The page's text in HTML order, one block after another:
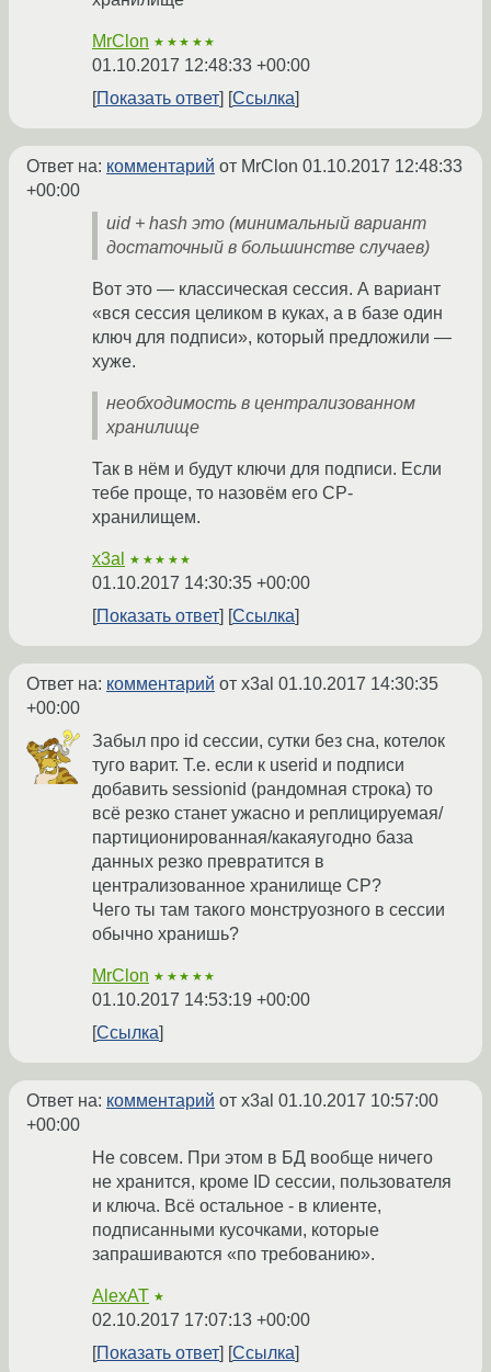
MrClon ★★★★★
01.10.2017 12:48:33 +00:00
Показать ответ
Ссылка
Ответ на: комментарий от MrClon 01.10.2017 12:48:33
+00:00
uid + hash это (минимальный вариант
достаточный в большинстве случаев)
Вот это — классическая сессия. А вариант
«вся сессия целиком в куках, а в базе один
ключ для подписи», который предложили —
хуже.
необходимость в централизованном
хранилище
Так в нём и будут ключи для подписи. Если
тебе проще, то назовём его CP-
хранилищем.
x3al ★★★★★
01.10.2017 14:30:35 +00:00
Показать ответ
Ссылка
Ответ на: комментарий от x3al 01.10.2017 14:30:35
+00:00
Забыл про id сессии, сутки без сна, котелок
туго варит. Т.е. если к userid и подписи
добавить sessionid (рандомная строка) то
всё резко станет ужасно и реплицируемая/
партиционированная/какаяугодно база
данных резко превратится в
централизованное хранилище CP?
Чего ты там такого монструозного в сессии
обычно хранишь?
MrClon ★★★★★
01.10.2017 14:53:19 +00:00
Ссылка
Ответ на: комментарий от x3al 01.10.2017 10:57:00
+00:00
Не совсем. При этом в БД вообще ничего
не хранится, кроме ID сессии, пользователя
и ключа. Всё остальное - в клиенте,
подписанными кусочками, которые
запрашиваются «по требованию».
AlexAT ★
02.10.2017 17:07:13 +00:00
Показать ответ
Ссылка